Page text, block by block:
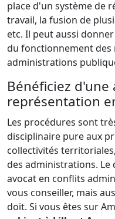
place d'un système de
travail, la fusion de
etc. Il peut aussi
du fonctionnement des
administrations
Bénéficiez d'une
représentation
Les procédures sont
disciplinaire pure aux
collectivités
des administrations. Le
avocat en conflits
vous conseiller, mais
doit. Si vous êtes sur